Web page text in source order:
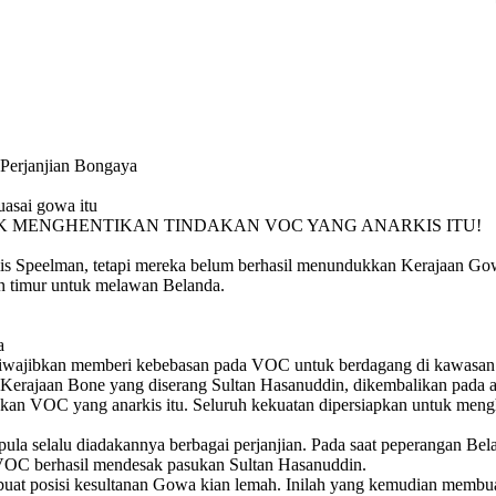
merugikan bagi
1668 perang
perlawanan
pasukan
benteng terkuat
Bongaya
gowa itu
MENGHENTIKAN TINDAKAN VOC YANG ANARKIS ITU!
tetapi mereka belum berhasil menundukkan Kerajaan
timur untuk melawan Belanda.
memberi kebebasan pada VOC untuk berdagang di
Bone yang diserang Sultan Hasanuddin, dikembalikan pada
VOC yang anarkis itu. Seluruh kekuatan dipersiapkan untuk
selalu diadakannya berbagai perjanjian. Pada saat peperangan
berhasil mendesak pasukan Sultan Hasanuddin.
posisi kesultanan Gowa kian lemah. Inilah yang kemudian